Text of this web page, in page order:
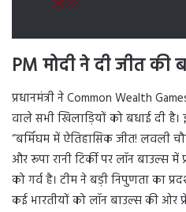
2022
PM मोदी ने दी जीत की
प्रधानमंत्री ने Common Wealth
वाले सभी खिलाड़ियों को बधाई दी है।
“बर्मिंघम में ऐतिहासिक जीत! लवली
और रूपा रानी टिर्की पर लॉन बाउल्स में
को गर्व है। टीम ने बड़ी निपुणता का
कई भारतीयों को लॉन बाउल्स की ओर